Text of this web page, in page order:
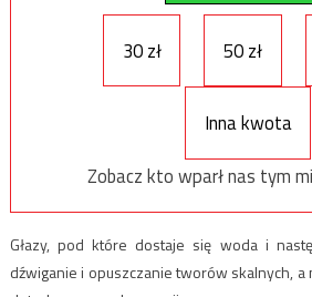
30 zł 50 zł
Inna kwota
Zobacz kto wparł nas tym
Głazy, pod które dostaje się woda i
dźwiganie i opuszczanie tworów skalnych,